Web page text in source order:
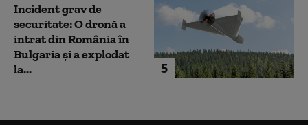
5
Incident grav de
securitate: O dronă a
intrat din România în
Bulgaria şi a explodat
la...